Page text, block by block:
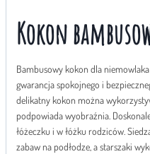
Kokon
Bambusowy kokon dla
gwarancja spokojnego i
delikatny kokon można
podpowiada wyobraźnia.
łóżeczku i w łóżku rodziców.
zabaw na podłodze, a starszaki